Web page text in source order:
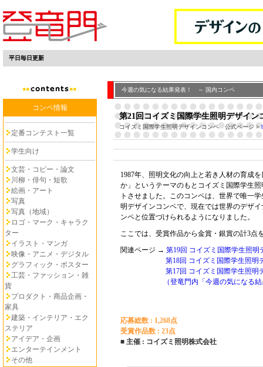
平日毎日更新
今週の気になる結果発表！ ～ 国内コンペ
コンペ情報
定番コンテスト一覧
学生向け
文芸・コピー・論文
川柳・俳句・短歌
絵画・アート
写真
写真（地域）
ロゴ・マーク・キャラク
ター
イラスト・マンガ
映像・アニメ・デジタル
グラフィック・ポスター
工芸・ファッション・雑
貨
プロダクト・商品企画・
家具
建築・インテリア・エク
ステリア
アイデア・企画
エンターテインメント
その他
第21回コイズミ国際学生照明デザイン
コイズミ国際学生照明デザインコンペ 公式ページ >
1987年、照明文化の向上と若き人材の育成
か」というテーマのもとコイズミ国際学生
トさせました。このコンペは、世界で唯一
明デザインコンペで、現在では世界のデザ
ンペと位置づけられるようになりました。
ここでは、受賞作品から金賞・銀賞の計3点
関連ページ → 第19回 コイズミ国際学生照明
第18回 コイズミ国際学生照明
第17回 コイズミ国際学生照明
（登竜門内「今週の気になる
応募総数 : 1,268点
受賞作品数 : 23点
■ 主催 : コイズミ照明株式会社